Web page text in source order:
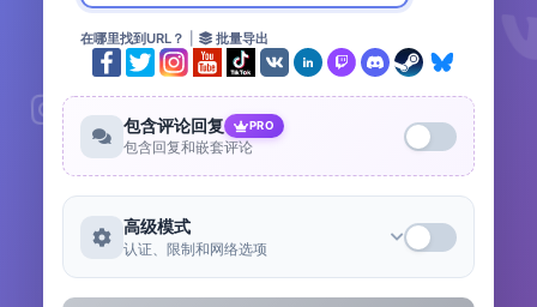
在哪里找到URL？ 批量导出
包含评论回复 PRO
包含回复和嵌套评论
高级模式
认证、限制和网络选项